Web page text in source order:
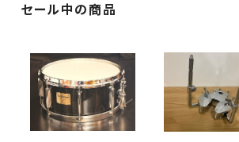
セール中の商品